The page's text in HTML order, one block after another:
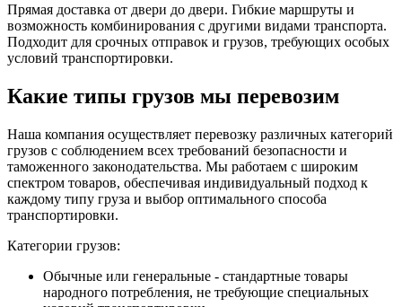
Прямая доставка от двери до двери. Гибкие маршруты и
возможность комбинирования с другими видами транспорта.
Подходит для срочных отправок и грузов, требующих особых
условий транспортировки.
Какие типы грузов мы перевозим
Наша компания осуществляет перевозку различных категорий
грузов с соблюдением всех требований безопасности и
таможенного законодательства. Мы работаем с широким
спектром товаров, обеспечивая индивидуальный подход к
каждому типу груза и выбор оптимального способа
транспортировки.
Категории грузов:
Обычные или генеральные - стандартные товары
народного потребления, не требующие специальных